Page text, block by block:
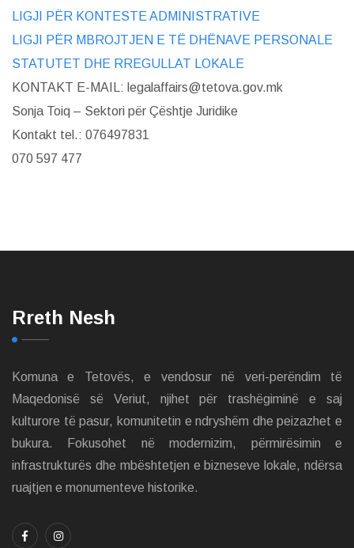
LIGJI PËR KONTESTE ADMINISTRATIVE
LIGJI PËR MBROJTJEN E TË DHËNAVE PERSONALE
STATUTET DHE RREGULLAT LOKALE
KONTAKT E-MAIL: legalaffairs@tetova.gov.mk
Sonja Toiq – Sektori për Çështje Juridike
Kontakt tel.: 076497831
070 597 477
Rreth Nesh
Komuna e Tetovës, e vendosur në veri-perëndim të
Maqedonisë së Veriut, njihet për trashëgiminë e saj
kulturore të pasur, komunitetin e ndryshëm dhe peizazhet e
bukura. Fokusohet në modernizim, përmirësimin e
infrastrukturës dhe mbështetjen e bizneseve lokale, ndërsa
ruajtjen e monumenteve historike.